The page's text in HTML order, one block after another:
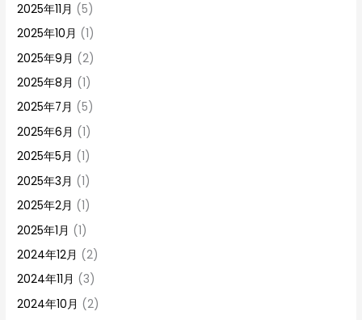
2025年11月 (5)
2025年10月 (1)
2025年9月 (2)
2025年8月 (1)
2025年7月 (5)
2025年6月 (1)
2025年5月 (1)
2025年3月 (1)
2025年2月 (1)
2025年1月 (1)
2024年12月 (2)
2024年11月 (3)
2024年10月 (2)